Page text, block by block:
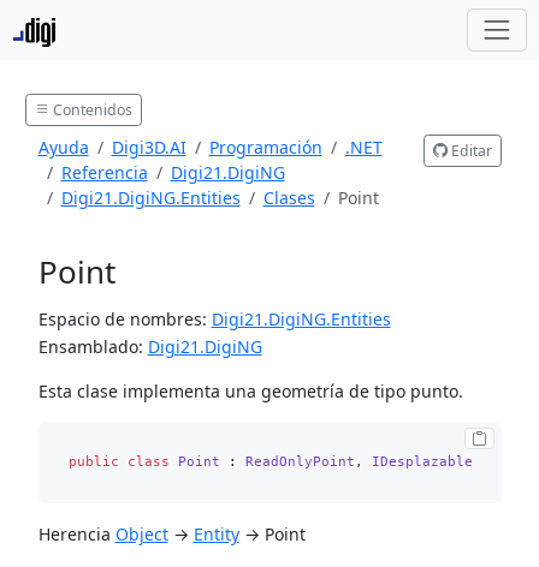
Contenidos
Ayuda Digi3D.AI Programación
.NET
Referencia
Digi21.DigiNG
Digi21.DigiNG.Entities
Clases Point
Editar
Point
Espacio de nombres: Digi21.DigiNG.Entities
Ensamblado: Digi21.DigiNG
Esta clase implementa una geometría de tipo punto.
public class Point : ReadOnlyPoint , IDesplazable
Herencia Object→ Entity→ Point